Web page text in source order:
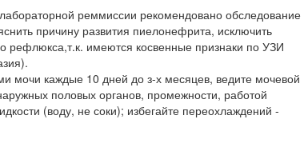
реммиссии рекомендовано обследование
причину развития пиелонефрита, исключить
рефлюкса,т.к. имеются косвенные признаки по УЗИ
мочи каждые 10 дней до з-х месяцев, ведите мочевой
половых органов, промежности, работой
(воду, не соки); избегайте переохлаждений -